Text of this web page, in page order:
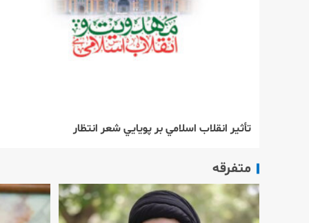
تأثير انقلاب اسلامي بر پويايي شعر انتظار
متفرقه